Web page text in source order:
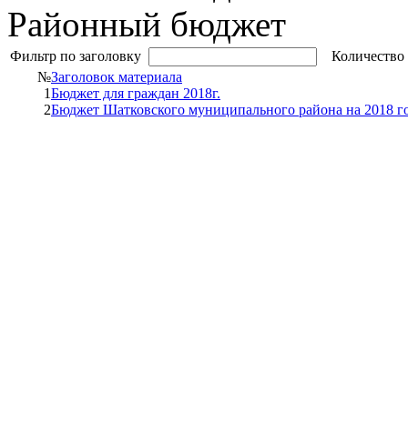
Районный бюджет
Фильтр по заголовку
№Заголовок материала
1Бюджет для граждан 2018г.
2Бюджет Шатковского муниципального района на 2018